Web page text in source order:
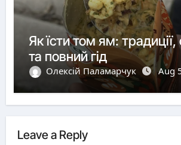
Як їсти том ям:
та повний гід
Олексій Паламарчук Aug
Leave a Reply